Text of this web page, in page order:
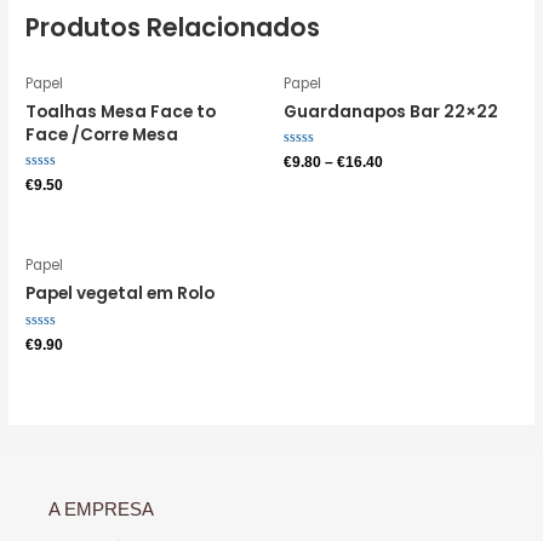
Produtos Relacionados
Papel
Toalhas Mesa Face to
Face /Corre Mesa
Avaliação
0
€9.50
Papel
Guardanapos Bar 22×22
Avaliação
0
€9.80 – €16.40
Papel
Papel vegetal em Rolo
Avaliação
0
€9.90
A EMPRESA